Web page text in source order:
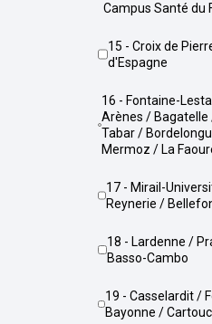
Campus Santé du
15 - Croix de Pierre / Route
d'Espagne
16 - Fontaine-Lestang /
Arènes / Bagatelle
Tabar /
Mermoz / La
17 - Mirail-Université /
Reynerie /
18 - Lardenne / Pradettes /
Basso-Cambo
19 - Casselardit / Fontaine-
Bayonne /